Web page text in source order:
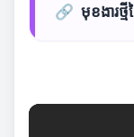
🔗 មុខងារថ្